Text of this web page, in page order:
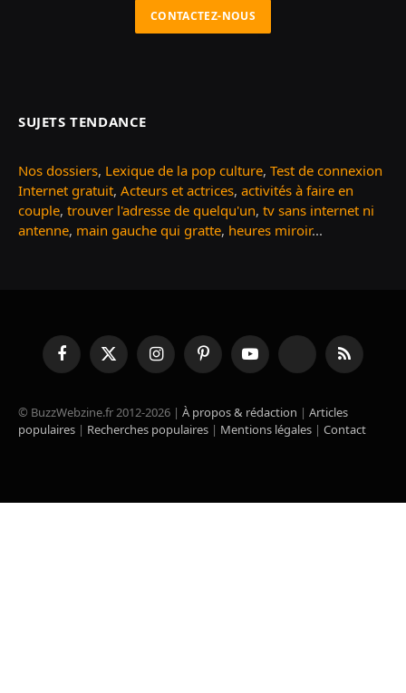
CONTACTEZ-NOUS
SUJETS TENDANCE
Nos dossiers, Lexique de la pop culture, Test de connexion
Internet gratuit, Acteurs et actrices, activités à faire en
couple, trouver l'adresse de quelqu'un, tv sans internet ni
antenne, main gauche qui gratte, heures miroir...
FacebookX
(Twitter)
InstagramPinterestYouTube TikTok RSS
© BuzzWebzine.fr 2012-2026 | À propos & rédaction | Articles
populaires | Recherches populaires | Mentions légales | Contact